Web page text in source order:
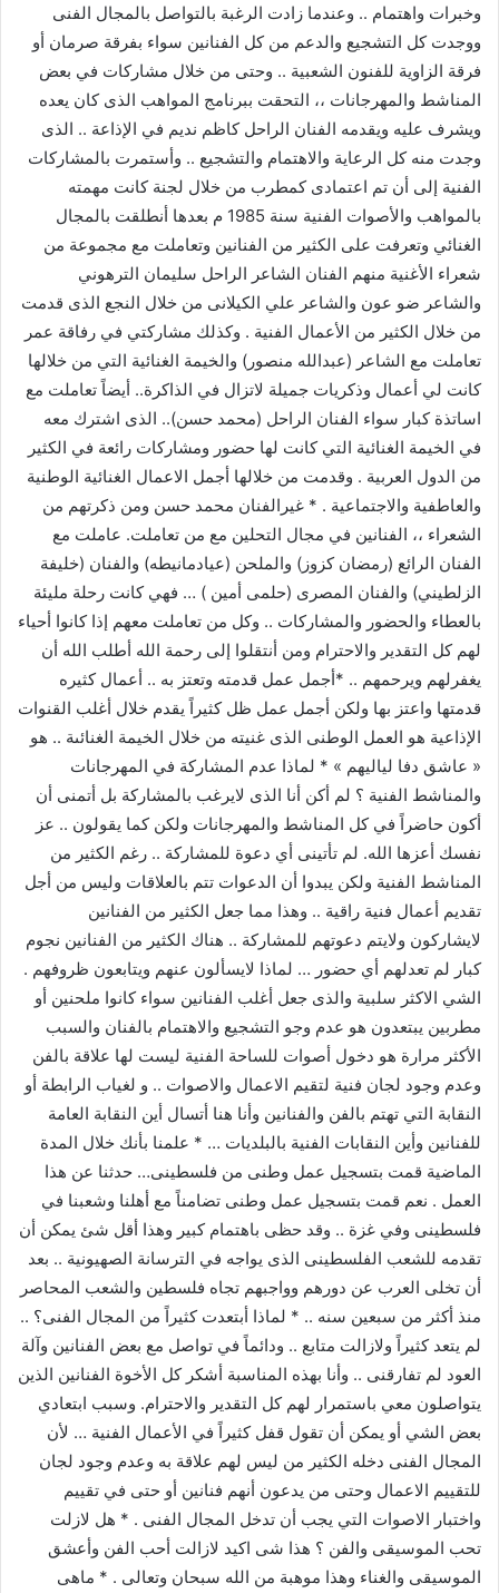
وخبرات واهتمام .. وعندما زادت الرغبة بالتواصل بالمجال الفنى
ووجدت كل التشجيع والدعم من كل الفنانين سواء بفرقة صرمان أو
فرقة الزاوية للفنون الشعبية .. وحتى من خلال مشاركات في بعض
المناشط والمهرجانات ،، التحقت ببرنامج المواهب الذى كان يعده
ويشرف عليه ويقدمه الفنان الراحل كاظم نديم في الإذاعة .. الذى
وجدت منه كل الرعاية والاهتمام والتشجيع .. وأستمرت بالمشاركات
الفنية إلى أن تم اعتمادى كمطرب من خلال لجنة كانت مهمته
بالمواهب والأصوات الفنية سنة 1985 م بعدها أنطلقت بالمجال
الغنائي وتعرفت على الكثير من الفنانين وتعاملت مع مجموعة من
شعراء الأغنية منهم الفنان الشاعر الراحل سليمان الترهوني
والشاعر ضو عون والشاعر علي الكيلانى من خلال النجع الذى قدمت
من خلال الكثير من الأعمال الفنية . وكذلك مشاركتي في رفاقة عمر
تعاملت مع الشاعر (عبدالله منصور) والخيمة الغنائية التي من خلالها
كانت لي أعمال وذكريات جميلة لاتزال في الذاكرة.. أيضاً تعاملت مع
اساتذة كبار سواء الفنان الراحل (محمد حسن).. الذى اشترك معه
في الخيمة الغنائية التي كانت لها حضور ومشاركات رائعة في الكثير
من الدول العربية . وقدمت من خلالها أجمل الاعمال الغنائية الوطنية
والعاطفية والاجتماعية . * غيرالفنان محمد حسن ومن ذكرتهم من
الشعراء ،، الفنانين في مجال التحلين مع من تعاملت. عاملت مع
الفنان الرائع (رمضان كزوز) والملحن (عيادمانيطه) والفنان (خليفة
الزلطيني) والفنان المصرى (حلمى أمين ) … فهي كانت رحلة مليئة
بالعطاء والحضور والمشاركات .. وكل من تعاملت معهم إذا كانوا أحياء
لهم كل التقدير والاحترام ومن أنتقلوا إلى رحمة الله أطلب الله أن
يغفرلهم ويرحمهم .. *أجمل عمل قدمته وتعتز به .. أعمال كثيره
قدمتها واعتز بها ولكن أجمل عمل ظل كثيراً يقدم خلال أغلب القنوات
الإذاعية هو العمل الوطنى الذى غنيته من خلال الخيمة الغنائىة .. هو
« عاشق دفا لياليهم » * لماذا عدم المشاركة في المهرجانات
والمناشط الفنية ؟ لم أكن أنا الذى لايرغب بالمشاركة بل أتمنى أن
أكون حاضراً في كل المناشط والمهرجانات ولكن كما يقولون .. عز
نفسك أعزها الله. لم تأتينى أي دعوة للمشاركة .. رغم الكثير من
المناشط الفنية ولكن يبدوا أن الدعوات تتم بالعلاقات وليس من أجل
تقديم أعمال فنية راقية .. وهذا مما جعل الكثير من الفنانين
لايشاركون ولايتم دعوتهم للمشاركة .. هناك الكثير من الفنانين نجوم
كبار لم تعدلهم أي حضور … لماذا لايسألون عنهم ويتابعون ظروفهم .
الشي الاكثر سلبية والذى جعل أغلب الفنانين سواء كانوا ملحنين أو
مطربين يبتعدون هو عدم وجو التشجيع والاهتمام بالفنان والسبب
الأكثر مرارة هو دخول أصوات للساحة الفنية ليست لها علاقة بالفن
وعدم وجود لجان فنية لتقيم الاعمال والاصوات .. و لغياب الرابطة أو
النقابة التي تهتم بالفن والفنانين وأنا هنا أتسال أين النقابة العامة
للفنانين وأين النقابات الفنية بالبلديات … * علمنا بأنك خلال المدة
الماضية قمت بتسجيل عمل وطنى من فلسطينى… حدثنا عن هذا
العمل . نعم قمت بتسجيل عمل وطنى تضامناً مع أهلنا وشعبنا في
فلسطينى وفي غزة .. وقد حظى باهتمام كبير وهذا أقل شئ يمكن أن
تقدمه للشعب الفلسطينى الذى يواجه في الترسانة الصهيونية .. بعد
أن تخلى العرب عن دورهم وواجبهم تجاه فلسطين والشعب المحاصر
منذ أكثر من سبعين سنه .. * لماذا أبتعدت كثيراً من المجال الفنى؟ ..
لم يتعد كثيراً ولازالت متابع .. ودائماً في تواصل مع بعض الفنانين وآلة
العود لم تفارقنى .. وأنا بهذه المناسبة أشكر كل الأخوة الفنانين الذين
يتواصلون معي باستمرار لهم كل التقدير والاحترام. وسبب ابتعادي
بعض الشي أو يمكن أن تقول قفل كثيراً في الأعمال الفنية … لأن
المجال الفنى دخله الكثير من ليس لهم علاقة به وعدم وجود لجان
للتقييم الاعمال وحتى من يدعون أنهم فنانين أو حتى في تقييم
واختبار الاصوات التي يجب أن تدخل المجال الفنى . * هل لازلت
تحب الموسيقى والفن ؟ هذا شى اكيد لازالت أحب الفن وأعشق
الموسيقى والغناء وهذا موهبة من الله سبحان وتعالى . * ماهى